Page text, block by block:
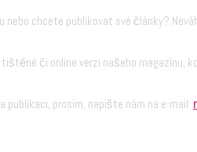
nebo chcete publikovat své články?
či online verzi našeho magazínu,
prosím, napište nám na e-mail: